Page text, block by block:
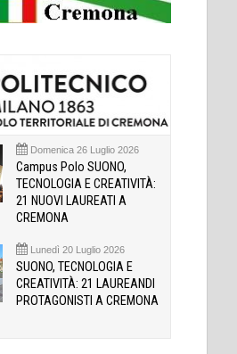
Domenica 26 Luglio 2026
Campus Polo SUONO,
TECNOLOGIA E CREATIVITÀ:
21 NUOVI LAUREATI A
CREMONA
Lunedì 20 Luglio 2026
SUONO, TECNOLOGIA E
CREATIVITÀ: 21 LAUREANDI
PROTAGONISTI A CREMONA